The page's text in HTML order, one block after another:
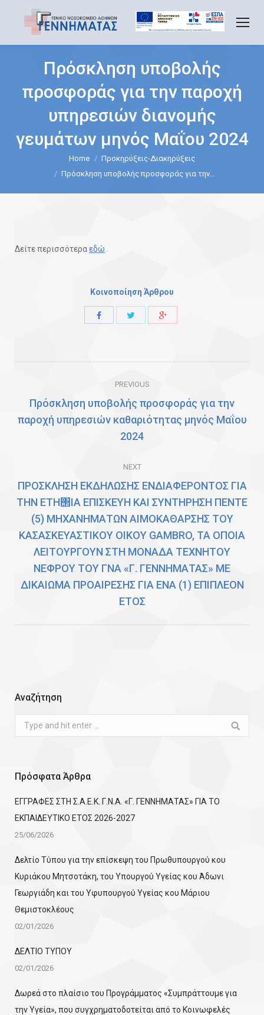
Πρόσκληση υποβολής
προσφοράς για την παροχή
υπηρεσιών διανομής
γευμάτων μηνός Μαΐου 2024
Home
Προκηρύξεις-Διακηρύξεις
Πρόσκληση υποβολής προσφοράς για την…
Δείτε περισσότεραεδώ
Κοινοποίηση Άρθρου
Share
PREVIOUS
Previous
post:
Πρόσκληση υποβολής προσφοράς για την
παροχή υπηρεσιών καθαριότητας μηνός Μαΐου
2024
NEXT
ΠΡΟΣΚΛΗΣΗ ΕΚΔΗΛΩΣΗΣ ΕΝΔΙΑΦΕΡΟΝΤΟΣ ΓΙΑ
ΤΗΝ ΕΤΗ΢ΙΑ ΕΠΙΣΚΕΥΗ ΚΑΙ ΣΥΝΤΗΡΗΣΗ ΠΕΝΤΕ
(5) ΜΗΧΑΝΗΜΑΤΩΝ ΑΙΜΟΚΑΘΑΡΣΗΣ ΤΟΥ
ΚΑΣΑΣΚΕΥΑΣΤΙΚΟΥ ΟΙΚΟΥ GAMBRO, ΤΑ ΟΠΟΙΑ
ΛΕΙΤΟΥΡΓΟΥΝ ΣΤΗ ΜΟΝΑΔΑ ΤΕΧΝΗΤΟΥ
ΝΕΦΡΟΥ ΤΟΥ ΓΝΑ «Γ. ΓΕΝΝΗΜΑΤΑΣ» ΜΕ
ΔΙΚΑΙΩΜΑ ΠΡΟΑΙΡΕΣΗΣ ΓΙΑ ΕΝΑ (1) ΕΠΙΠΛΕΟΝ
ΕΤΟΣ
Αναζήτηση
Search:
Πρόσφατα Άρθρα
ΕΓΓΡΑΦΕΣ ΣΤΗ Σ.Α.Ε.Κ. Γ.Ν.Α. «Γ. ΓΕΝΝΗΜΑΤΑΣ» ΓΙΑ ΤΟ
ΕΚΠΑΙΔΕΥΤΙΚΟ ΕΤΟΣ 2026-2027
25/06/2026
Δελτίο Τύπου για την επίσκεψη του Πρωθυπουργού κου
Κυριάκου Μητσοτάκη, του Υπουργού Υγείας κου Άδωνι
Γεωργιάδη και του Υφυπουργού Υγείας κου Μάριου
Θεμιστοκλέους
02/01/2026
ΔΕΛΤΙΟ ΤΥΠΟΥ
02/01/2026
Δωρεά στο πλαίσιο του Προγράμματος «Συμπράττουμε για
την Υγεία», που συγχρηματοδοτείται από το Κοινωφελές